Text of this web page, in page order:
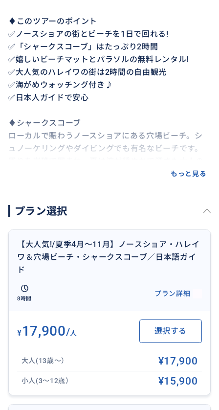
♦︎このツアーのポイント
✅ノースショアの街とビーチを1日で回れる!
✅「シャークスコーブ」はたっぷり2時間
✅嬉しいビーチマットとパラソルの無料レンタル!
✅大人気のハレイワの街は2時間の自由観光
✅海がめウォッチング付き♪
✅日本人ガイドで安心
♦︎シャークスコーブ
ローカルで賑わうノースショアにある穴場ビーチ。シ
ュノーケリングやダイビングでも有名なビーチです。
腰ほどなので家族連れも楽しめます。泳げない方でも
隣にはスーパーマーケットもありますので大変便利で
♦︎ハレイワ
のんびりしたノスタルジックな街並みが広がるハレイ
ワはオアフ島では絶対に外せない観光スポット。ハレ
イワ限定商品やオリジナルアイテムが揃うショップ
や、ガーリックシュリンプ、シェイブアイス、フリフ
楽しみ方ができます。
①7:15
アラモアナホテル
②7:15
もっと見る
プラン選択
【大人気!/夏季4月〜11月】ノースショア・ハレイ
ワ＆穴場ビーチ・シャークスコーブ／日本語ガイ
ド
8時間
プラン詳細
¥17,900/人 選択する
大人(13歳〜） ¥17,900
小人(3〜12歳） ¥15,900